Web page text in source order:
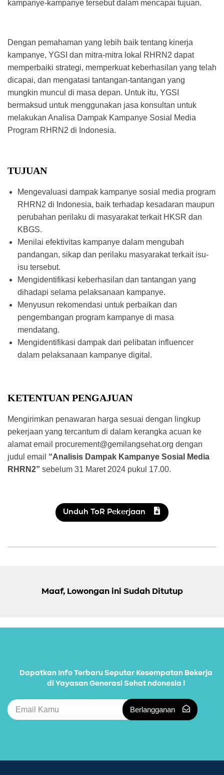
kampanye-kampanye tersebut dalam mencapai tujuan.
Dengan pemahaman yang lebih baik tentang kinerja
kampanye, YGSI dan mitra-mitra lokal RHRN2 dapat
memperbaiki strategi, memperkuat keberhasilan yang telah
dicapai, dan mengatasi tantangan-tantangan yang
mungkin muncul di masa depan. Untuk itu, YGSI
bermaksud untuk menggunakan jasa konsultan untuk
melakukan Analisa Dampak Kampanye Sosial Media
Program RHRN2 di Indonesia.
TUJUAN
Mengevaluasi dampak kampanye sosial media program
RHRN2 di Indonesia, baik terhadap kesadaran maupun
perubahan perilaku di masyarakat terkait HKSR dan
KBGS.
Menilai efektivitas kampanye dalam mengubah
pandangan, sikap dan perilaku masyarakat terkait isu-
isu tersebut.
Mengidentifikasi keberhasilan dan tantangan yang
dihadapi selama pelaksanaan kampanye.
Menyusun rekomendasi untuk perbaikan dan
pengembangan program kampanye di masa
mendatang.
Mengidentifikasi dampak dari pelibatan influencer
dalam pelaksanaan kampanye digital.
KETENTUAN PENGAJUAN
Mengirimkan penawaran harga sesuai dengan lingkup
pekerjaan yang tercantum di dalam kerangka acuan ke
alamat email procurement@gemilangsehat.org dengan
judul email “Analisis Dampak Kampanye Sosial Media
RHRN2” sebelum 31 Maret 2024 pukul 17.00.
Unduh ToR Pekerjaan
Maaf, Lowongan ini Sudah Ditutup
Dapatkan Info Terbaru Seputar Kesempatan Bekerja
di Yayasan Generasi Sehat ndonesia !
Berlangganan